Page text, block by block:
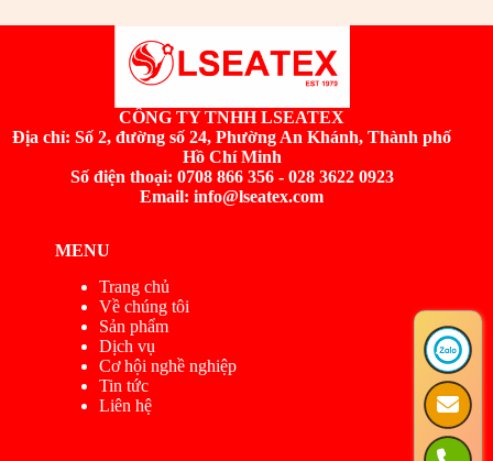
CÔNG TY TNHH LSEATEX
Địa chỉ: Số 2, đường số 24, Phường An Khánh, Thành phố
Hồ Chí Minh
Số điện thoại: 0708 866 356 - 028 3622 0923
Email: info@lseatex.com
MENU
Trang chủ
Về chúng tôi
Sản phẩm
Dịch vụ
Cơ hội nghề nghiệp
Tin tức
Liên hệ